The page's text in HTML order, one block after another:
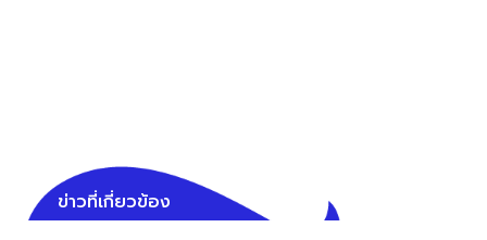
ข่าวที่เกี่ยวข้อง